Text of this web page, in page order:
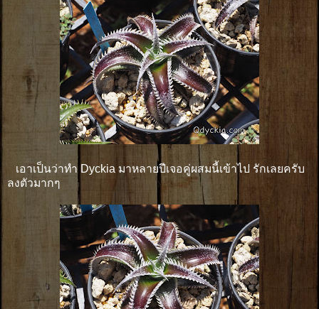
เอาเป็นว่าทำ Dyckia มาหลายปีเจอคู่ผสมนี้เข้าไป รักเลยครับ
ลงตัวมากๆ